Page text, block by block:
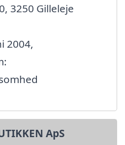
3250 Gilleleje
2004,
ApS